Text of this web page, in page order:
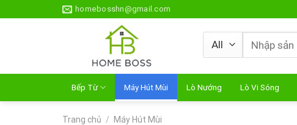
to
homebosshn@gmail.com
Tìm
kiếm:
Bếp Từ Máy Hút Mùi Lò Nướng Lò Vi Sóng
Trang chủ / Máy Hút Mùi